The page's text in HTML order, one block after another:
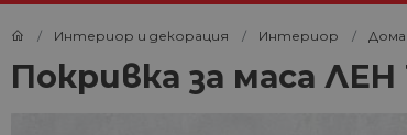
Интериор и декорация Интериор
Покривка за маса